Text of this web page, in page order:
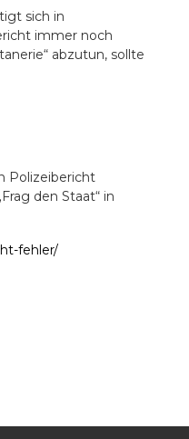
sich in
immer noch
abzutun, sollte
Polizeibericht
den Staat“ in
fehler/